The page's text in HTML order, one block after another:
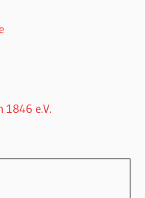
1846 e.V.